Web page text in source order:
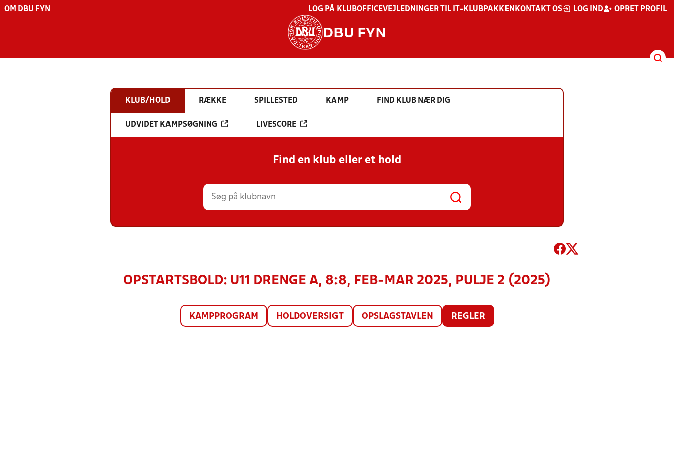
OM DBU FYN LOG PÅ KLUBOFFICEVEJLEDNINGER TIL IT-KLUBPAKKEN KONTAKT OS LOG IND OPRET PROFIL
DBU FYN
KLUB/HOLD RÆKKE SPILLESTED KAMP FIND KLUB NÆR DIG
UDVIDET KAMPSØGNING LIVESCORE
Find en klub eller et hold
OPSTARTSBOLD: U11 DRENGE A, 8:8, FEB-MAR 2025, PULJE 2 (2025)
KAMPPROGRAM HOLDOVERSIGT OPSLAGSTAVLEN REGLER